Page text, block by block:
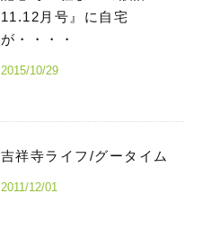
11.12月号』に自宅
が・・・・
2015/10/29
吉祥寺ライフ/グータイム
2011/12/01